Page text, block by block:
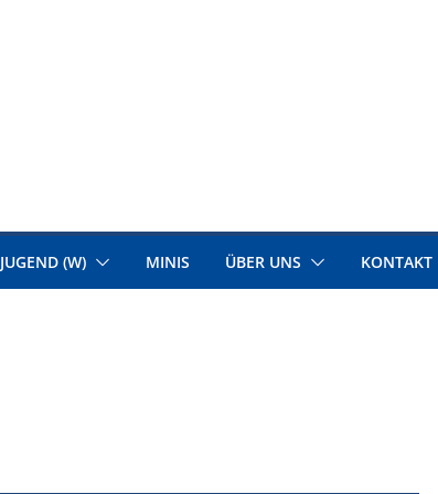
JUGEND (W) MINIS ÜBER UNS KONTAKT